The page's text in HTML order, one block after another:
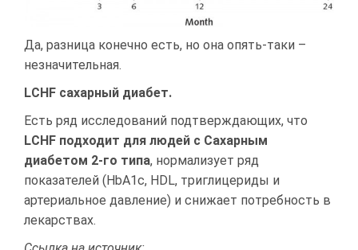
Да, разница конечно есть, но она опять-таки –
незначительная.
LCHF сахарный диабет.
Есть ряд исследований подтверждающих, что
LCHF подходит для людей с Сахарным
диабетом 2-го типа, нормализует ряд
показателей (HbA1c, HDL, триглицериды и
артериальное давление) и снижает потребность в
лекарствах.